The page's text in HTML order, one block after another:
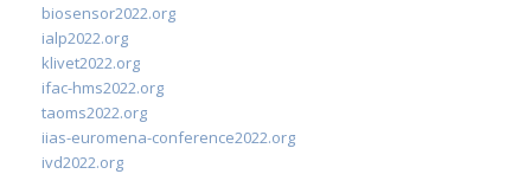
biosensor2022.org
ialp2022.org
klivet2022.org
ifac-hms2022.org
taoms2022.org
iias-euromena-conference2022.org
ivd2022.org